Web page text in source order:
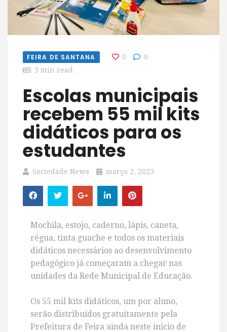
FEIRA DE SANTANA 0
0
3 min read
Escolas municipais
recebem 55 mil kits
didáticos para os
estudantes
Sociedade News março 2, 2023
Mochila, estojo, caderno, lápis, caneta,
régua, tinta guache e todos os materiais
didáticos necessários ao desenvolvimento
pedagógico já começaram a chegar nas
unidades da Rede Municipal de Educação.
Os 55 mil kits didáticos, um por aluno,
serão distribuídos gratuitamente pela
Prefeitura de Feira ainda neste início de